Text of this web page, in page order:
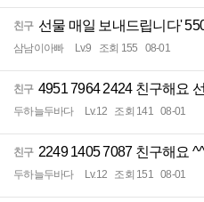
친구 선물 매일 보내드립니다'
삼남이아빠 Lv.9 조회 155 08-01
친구 4951 7964 2424 친구해요
두하늘두바다 Lv.12 조회 141 08-01
친구 2249 1405 7087 친구해요
두하늘두바다 Lv.12 조회 151 08-01